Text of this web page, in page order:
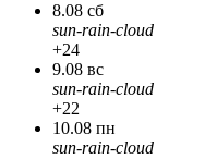
8.08 сб
sun-rain-cloud
+24
9.08 вс
sun-rain-cloud
+22
10.08 пн
sun-rain-cloud